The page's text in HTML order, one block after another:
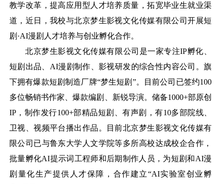
教学改革，提高应用型人才培养质量，拓宽毕业生就业渠
道，近日，我校与北京梦生影视文化传媒有限公司开展短
剧 ·AI漫剧人才培养与创业孵化合作。
北京梦生影视文化传媒有限公司是一家专注IP孵化、
短剧出品、AI漫剧制作、影视研发的综合性内容公司。旗
下拥有爆款短剧制造厂牌“梦生短剧”。目前公司已签约100
多位畅销书作家、爆款编剧、新锐导演。储备1000+部原创
IP，制作发行100+部精品短剧、有声剧，有10多部院线、
卫视、视频平台播出作品。目前北京梦生影视文化传媒有
限公司已与鲁东大学人文学院等多所高校达成校企合作，
批量孵化AI提示词工程师和后期制作人员，为短剧和AI漫
剧量化生产提供人才保障，合作建立“AI实验室创业孵